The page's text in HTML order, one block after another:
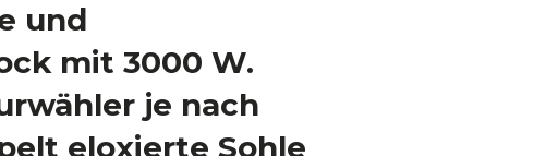
und
mit 3000 W.
je nach
eloxierte Sohle